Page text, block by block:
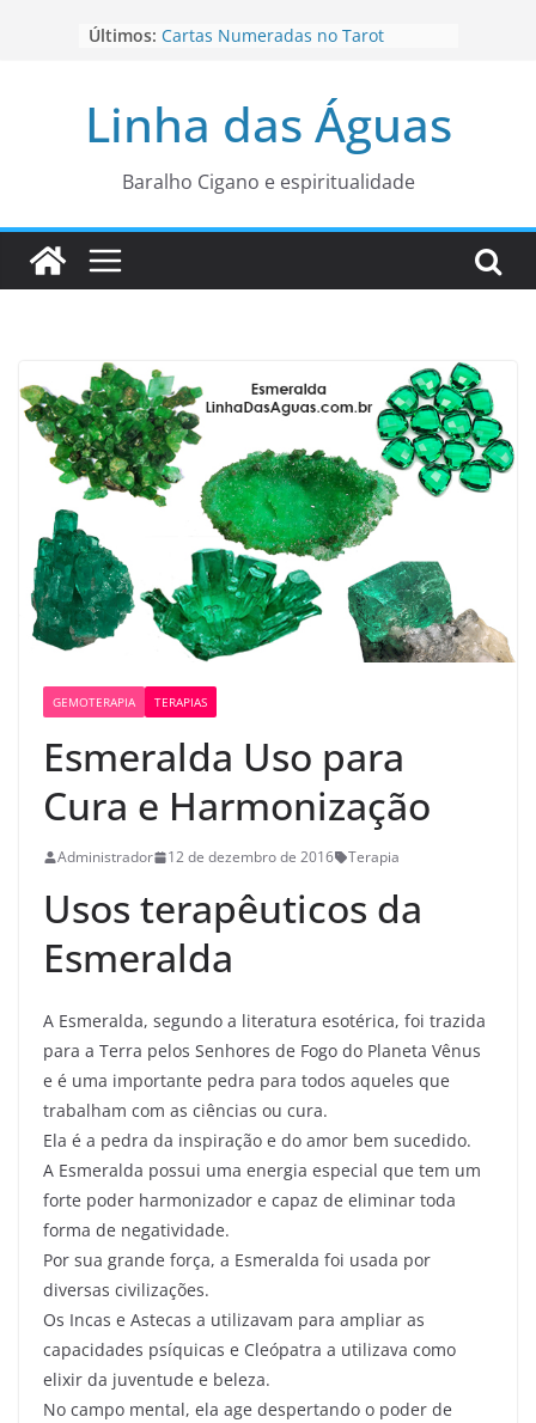
Últimos: Cartas Numeradas no Tarot
para está fase
Os Naipes no Tarot
Cartas da Corte no Tarot
Linha das Águas
Baralho Cigano e espiritualidade
GEMOTERAPIA TERAPIAS
Esmeralda Uso para
Cura e Harmonização
Administrador 12 de dezembro de 2016 Terapia
Usos terapêuticos da
Esmeralda
A Esmeralda, segundo a literatura esotérica, foi trazida
para a Terra pelos Senhores de Fogo do Planeta Vênus
e é uma importante pedra para todos aqueles que
trabalham com as ciências ou cura.
Ela é a pedra da inspiração e do amor bem sucedido.
A Esmeralda possui uma energia especial que tem um
forte poder harmonizador e capaz de eliminar toda
forma de negatividade.
Por sua grande força, a Esmeralda foi usada por
diversas civilizações.
Os Incas e Astecas a utilizavam para ampliar as
capacidades psíquicas e Cleópatra a utilizava como
elixir da juventude e beleza.
No campo mental, ela age despertando o poder de